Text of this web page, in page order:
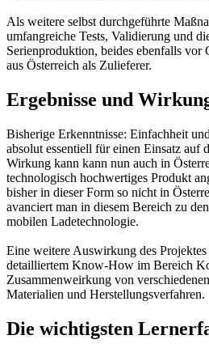
Als weitere selbst durchgeführte
umfangreiche Tests, Validierung und
Serienproduktion, beides ebenfalls vor
aus Österreich als Zulieferer.
Ergebnisse und
Bisherige Erkenntnisse: Einfachheit
absolut essentiell für einen Einsatz auf
Wirkung kann kann nun auch in
technologisch hochwertiges Produkt
bisher in dieser Form so nicht in
avanciert man in diesem Bereich zu
mobilen Ladetechnologie.
Eine weitere Auswirkung des
detailliertem Know-How im Bereich
Zusammenweirkung von
Materialien und Herstellungsverfahren.
Die wichtigsten